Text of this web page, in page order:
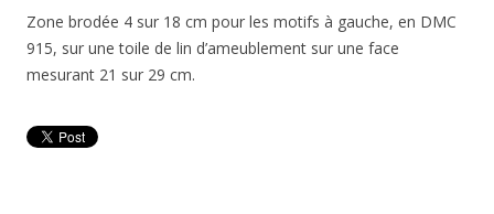
Zone brodée 4 sur 18 cm pour les motifs à gauche, en DMC
915, sur une toile de lin d’ameublement sur une face
mesurant 21 sur 29 cm.